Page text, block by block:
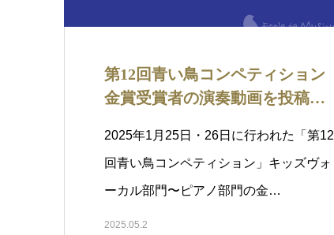
第12回青い鳥コンペティション
金賞受賞者の演奏動画を投稿し
2025年1月25日・26日に行われた「第12
回青い鳥コンペティション」キッズヴォ
ーカル部門〜ピアノ部門の金…
2025.05.2